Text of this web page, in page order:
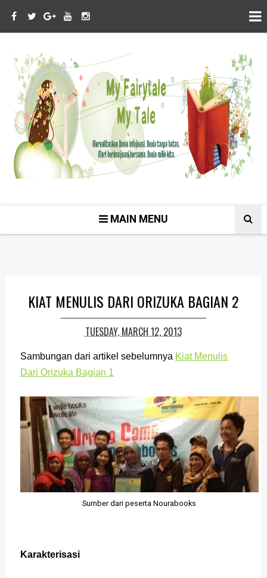
MAIN MENU
KIAT MENULIS DARI ORIZUKA BAGIAN 2
TUESDAY, MARCH 12, 2013
Sambungan dari artikel sebelumnya Kiat Menulis
Dari Orizuka Bagian 1
Sumber dari peserta Nourabooks
Karakterisasi